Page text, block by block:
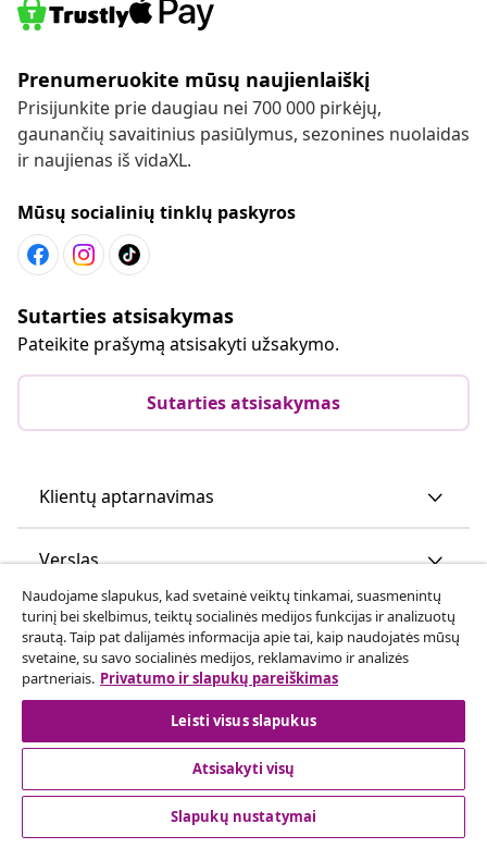
Prenumeruokite mūsų naujienlaiškį
Prisijunkite prie daugiau nei 700 000 pirkėjų,
gaunančių savaitinius pasiūlymus, sezonines nuolaidas
ir naujienas iš vidaXL.
Mūsų socialinių tinklų paskyros
Sutarties atsisakymas
Pateikite prašymą atsisakyti užsakymo.
Sutarties atsisakymas
Klientų aptarnavimas
Verslas
vidaXL
Atraskite daugiau
Naudojame slapukus, kad svetainė veiktų tinkamai, suasmenintų
turinį bei skelbimus, teiktų socialinės medijos funkcijas ir analizuotų
srautą. Taip pat dalijamės informacija apie tai, kaip naudojatės mūsų
svetaine, su savo socialinės medijos, reklamavimo ir analizės
partneriais. Privatumo ir slapukų pareiškimas
Leisti visus slapukus
Atsisakyti visų
Slapukų nustatymai